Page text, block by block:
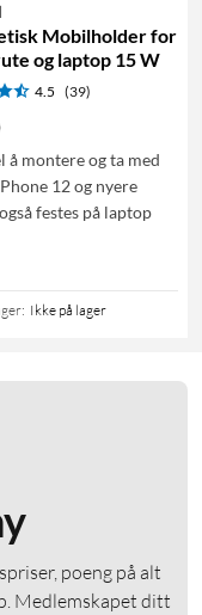
Mobilholder for
og laptop 15 W
4.5 (39)
å montere og ta med
12 og nyere
festes på laptop
: Ikke på lager
poeng på alt
Medlemskapet ditt